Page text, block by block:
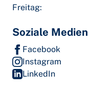
Freitag:
Soziale Medien
Facebook
Instagram
LinkedIn